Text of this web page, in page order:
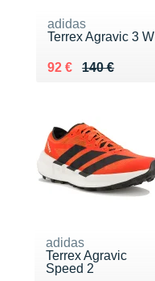
adidas
Terrex Agravic 3 W
140 €
Au lieu de 140 €
92 €
Vendu 92 €
adidas
Terrex Agravic
Speed 2